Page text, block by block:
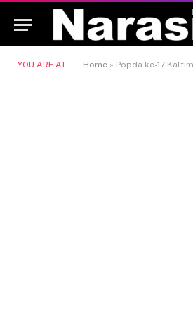
YOU ARE AT: Home » Popda ke-17 Kaltim